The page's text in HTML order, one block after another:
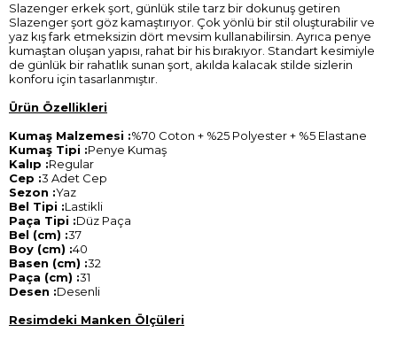
Slazenger erkek şort, günlük stile tarz bir dokunuş getiren
Slazenger şort göz kamaştırıyor. Çok yönlü bir stil oluşturabilir ve
yaz kış fark etmeksizin dört mevsim kullanabilirsin. Ayrıca penye
kumaştan oluşan yapısı, rahat bir his bırakıyor. Standart kesimiyle
de günlük bir rahatlık sunan şort, akılda kalacak stilde sizlerin
konforu için tasarlanmıştır.
Ürün Özellikleri
Kumaş Malzemesi :%70 Coton + %25 Polyester + %5 Elastane
Kumaş Tipi :Penye Kumaş
Kalıp :Regular
Cep :3 Adet Cep
Sezon :Yaz
Bel Tipi :Lastikli
Paça Tipi :Düz Paça
Bel (cm) :37
Boy (cm) :40
Basen (cm) :32
Paça (cm) :31
Desen :Desenli
Resimdeki Manken Ölçüleri